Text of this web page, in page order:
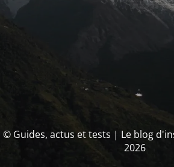
© Guides, actus et tests | Le blog
2026